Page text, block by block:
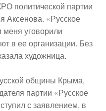
политической партии
Аксенова. «Русское
уговорили
в ее организации. Без
художница.
общины Крыма,
партии «Русское
с заявлением, в